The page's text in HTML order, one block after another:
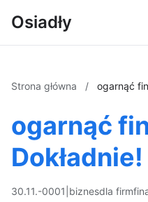
Osiadły
Strona główna / ogarnąć
ogarnąć
Dokładnie!
30.11.-0001 biznesdla firm